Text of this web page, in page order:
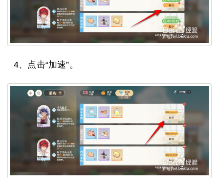
4、点击“加速”。